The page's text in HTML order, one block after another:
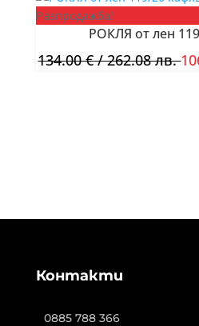
Разпродажба!
РОКЛЯ от лен
134.00€/ 262.08 лв.
Контакти
0885 788 366